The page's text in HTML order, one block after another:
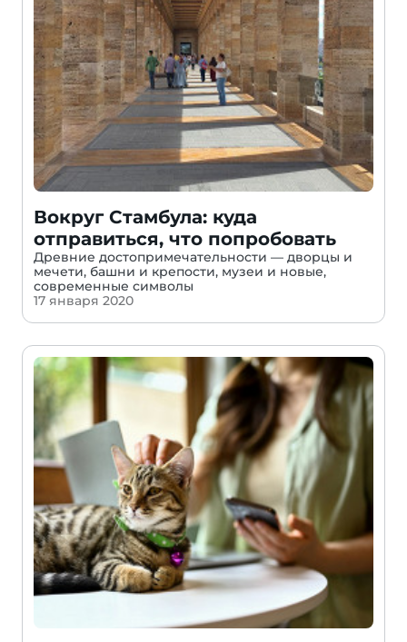
Вокруг Стамбула: куда
отправиться, что попробовать
Древние достопримечательности — дворцы и
мечети, башни и крепости, музеи и новые,
современные символы
17 января 2020